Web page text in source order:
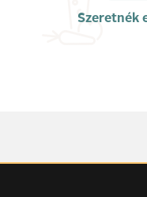
Szeretnék